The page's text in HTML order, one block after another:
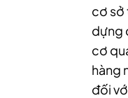
cơ sở
dựng
cơ
hàng
đối